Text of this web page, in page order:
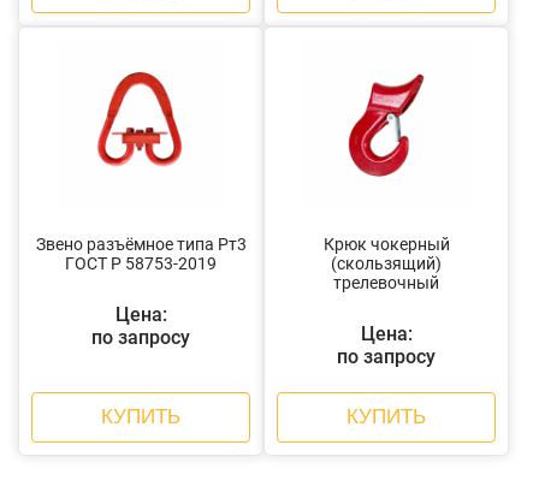
Звено разъёмное типа Рт3
ГОСТ Р 58753-2019
Цена:
по запросу
КУПИТЬ
Крюк чокерный
(скользящий)
трелевочный
Цена:
по запросу
КУПИТЬ